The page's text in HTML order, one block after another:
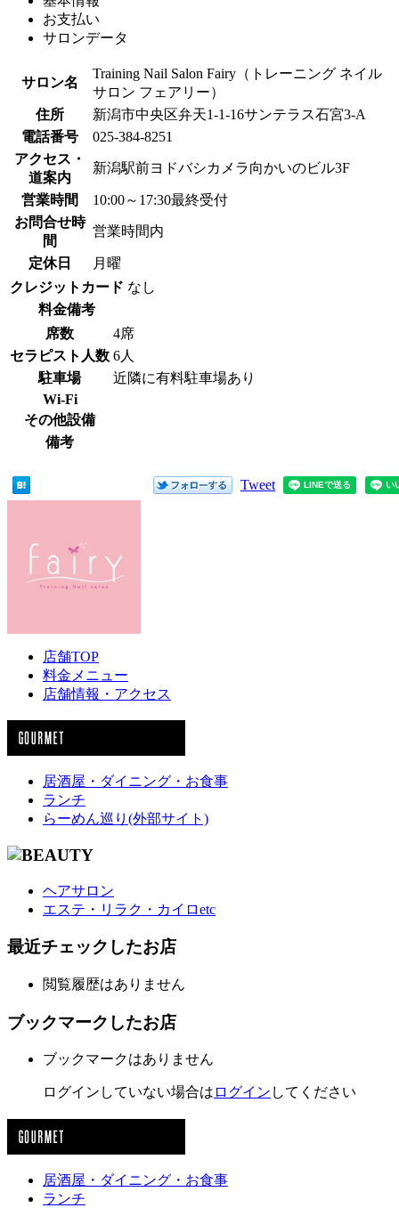
お支払い
サロンデータ
サロン名
Training Nail Salon Fairy（トレーニング ネイル
サロン フェアリー）
住所
新潟市中央区弁天1-1-16サンテラス石宮3-A
電話番号
025-384‐8251
アクセス・
道案内
新潟駅前ヨドバシカメラ向かいのビル3F
営業時間
10:00～17:30最終受付
お問合せ時
間
営業時間内
定休日
月曜
クレジットカード なし
料金備考
席数
4席
セラピスト人数 6人
駐車場
近隣に有料駐車場あり
Wi-Fi
その他設備
備考
Tweet
店舗TOP
料金メニュー
店舗情報・アクセス
居酒屋・ダイニング・お食事
ランチ
らーめん巡り(外部サイト)
ヘアサロン
エステ・リラク・カイロetc
最近チェックしたお店
閲覧履歴はありません
ブックマークしたお店
ブックマークはありません
ログインしていない場合は ログイン してください
居酒屋・ダイニング・お食事
ランチ